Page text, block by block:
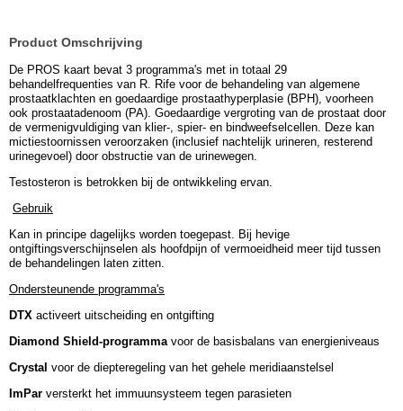
Product Omschrijving
De PROS kaart bevat 3 programma's met in totaal 29
behandelfrequenties van R. Rife voor de behandeling van algemene
prostaatklachten en goedaardige prostaathyperplasie (BPH), voorheen
ook prostaatadenoom (PA). Goedaardige vergroting van de prostaat door
de vermenigvuldiging van klier-, spier- en bindweefselcellen. Deze kan
mictiestoornissen veroorzaken (inclusief nachtelijk urineren, resterend
urinegevoel) door obstructie van de urinewegen.
Testosteron is betrokken bij de ontwikkeling ervan.
Gebruik
Kan in principe dagelijks worden toegepast. Bij hevige
ontgiftingsverschijnselen als hoofdpijn of vermoeidheid meer tijd tussen
de behandelingen laten zitten.
Ondersteunende programma's
DTX activeert uitscheiding en ontgifting
Diamond Shield-programma voor de basisbalans van energieniveaus
Crystal voor de diepteregeling van het gehele meridiaanstelsel
ImPar versterkt het immuunsysteem tegen parasieten